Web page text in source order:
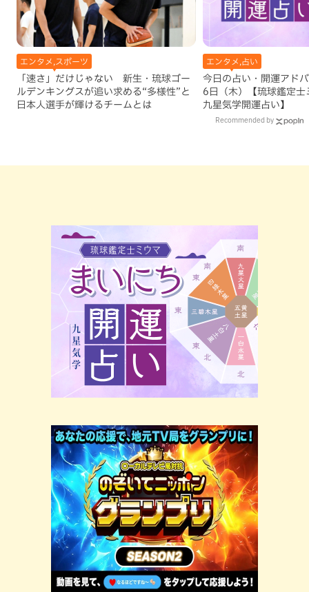
エンタメ,スポーツ
「速さ」だけじゃない 新生・琉球ゴー
ルデンキングスが追い求める“多様性”と
日本人選手が輝けるチームとは
エンタメ,占い
今日の占い・開運アド
6日（木）【琉球鑑定士
九星気学開運占い】
Recommended by